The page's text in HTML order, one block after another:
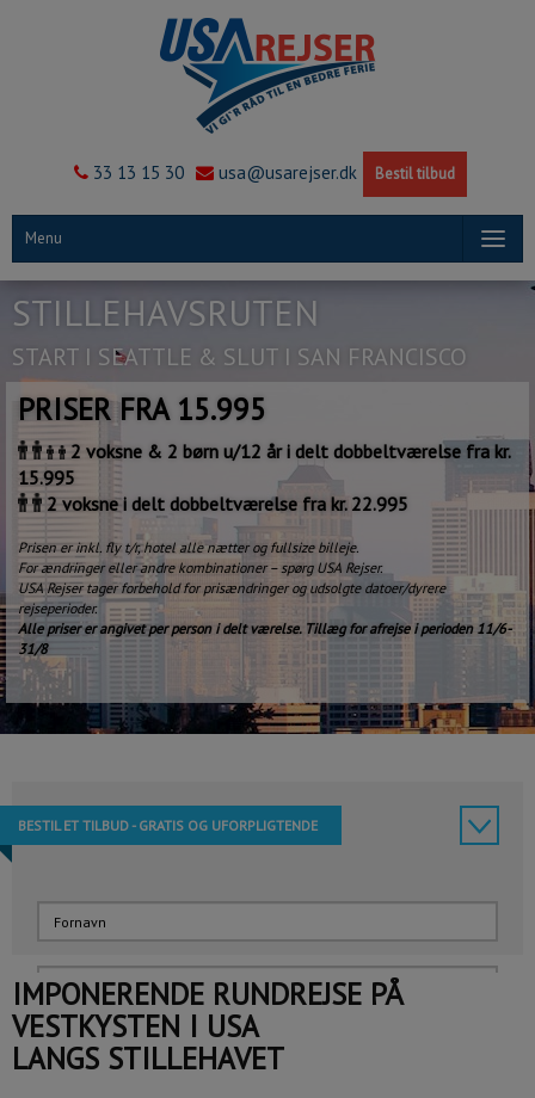
33 13 15 30 usa@usarejser.dk Bestil tilbud
Menu
STILLEHAVSRUTEN
START I SEATTLE & SLUT I SAN FRANCISCO
PRISER FRA 15.995
2 voksne & 2 børn u/12 år i delt dobbeltværelse fra kr.
15.995
2 voksne i delt dobbeltværelse fra kr. 22.995
Prisen er inkl. fly t/r, hotel alle nætter og fullsize billeje.
For ændringer eller andre kombinationer – spørg USA Rejser.
USA Rejser tager forbehold for prisændringer og udsolgte datoer/dyrere
rejseperioder.
Alle priser er angivet per person i delt værelse. Tillæg for afrejse i perioden 11/6-
31/8
BESTIL ET TILBUD - GRATIS OG UFORPLIGTENDE
IMPONERENDE RUNDREJSE PÅ
VESTKYSTEN I USA
LANGS STILLEHAVET